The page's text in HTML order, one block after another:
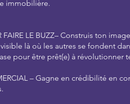
immobilière.
FAIRE LE BUZZ– Construis ton
là où les autres se fondent
pour être prêt(e) à révolutionner
– Gagne en crédibilité en